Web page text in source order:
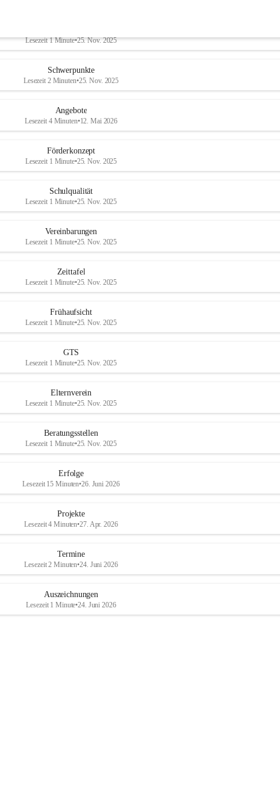
Lesezeit 1 Minute•25. Nov. 2025
Schwerpunkte
Lesezeit 2 Minuten•25. Nov. 2025
Angebote
Lesezeit 4 Minuten•12. Mai 2026
Förderkonzept
Lesezeit 1 Minute•25. Nov. 2025
Schulqualität
Lesezeit 1 Minute•25. Nov. 2025
Vereinbarungen
Lesezeit 1 Minute•25. Nov. 2025
Zeittafel
Lesezeit 1 Minute•25. Nov. 2025
Frühaufsicht
Lesezeit 1 Minute•25. Nov. 2025
GTS
Lesezeit 1 Minute•25. Nov. 2025
Elternverein
Lesezeit 1 Minute•25. Nov. 2025
Beratungsstellen
Lesezeit 1 Minute•25. Nov. 2025
Erfolge
Lesezeit 15 Minuten•26. Juni 2026
Projekte
Lesezeit 4 Minuten•27. Apr. 2026
Termine
Lesezeit 2 Minuten•24. Juni 2026
Auszeichnungen
Lesezeit 1 Minute•24. Juni 2026